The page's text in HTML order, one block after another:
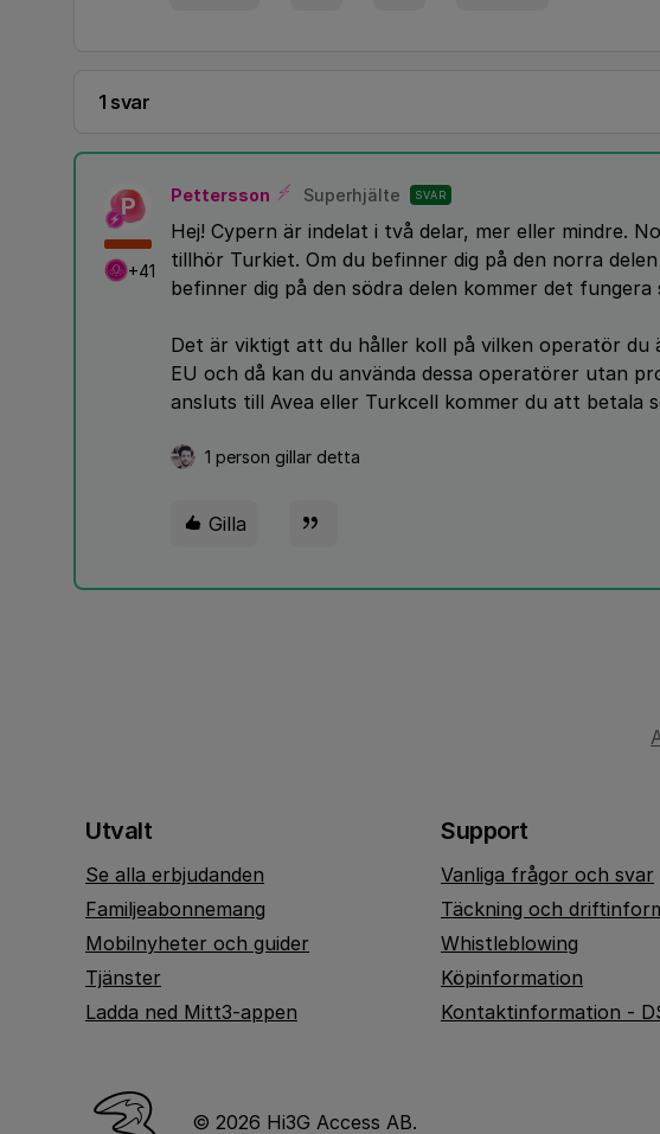
1 svar
P
+41
Pettersson Superhjälte SVAR
Hej! Cypern är indelat i två delar, mer eller mindre.
tillhör Turkiet. Om du befinner dig på den norra
befinner dig på den södra delen kommer det fungera
Det är viktigt att du håller koll på vilken operatör du
EU och då kan du använda dessa operatörer utan
ansluts till Avea eller Turkcell kommer du att betala
1 person gillar detta
Gilla
Utvalt
Se alla erbjudanden
Familjeabonnemang
Mobilnyheter och guider
Tjänster
Ladda ned Mitt3-appen
Support
Vanliga frågor och svar
Täckning och
Whistleblowing
Köpinformation
Kontaktinformation -
© 2026 Hi3G Access AB.